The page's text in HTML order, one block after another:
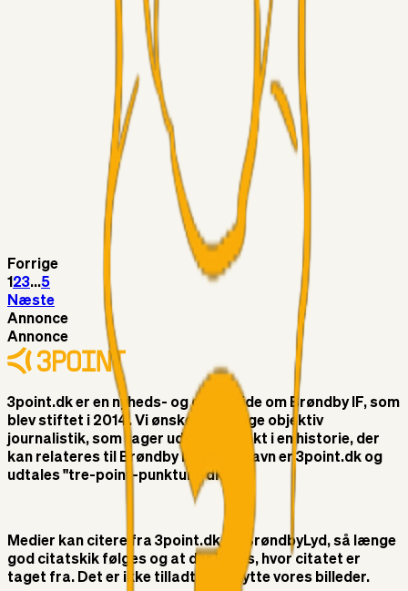
RasmusStephansen 04. aug. 2026
Har GFH løsnet grebet...?
Superliga-truppen
04. aug. 2026
Medie: Tahirovic til Celtic for samlet 6 mio Euro
Superliga-truppen
03. aug. 2026
Kunne Sami Jalal være den næste offensive brik? 🤔💛💙
Forrige
1 23...5
Næste
Annonce
Annonce
3point.dk er en nyheds- og debatside om Brøndby IF, som
blev stiftet i 2014. Vi ønsker at bringe objektiv
journalistik, som tager udgangspunkt i en historie, der
kan relateres til Brøndby IF. Vores navn er 3point.dk og
udtales "tre-point-punktum-dk"
Medier kan citere fra 3point.dk og BrøndbyLyd, så længe
god citatskik følges og at der linkes, hvor citatet er
taget fra. Det er ikke tilladt at benytte vores billeder.